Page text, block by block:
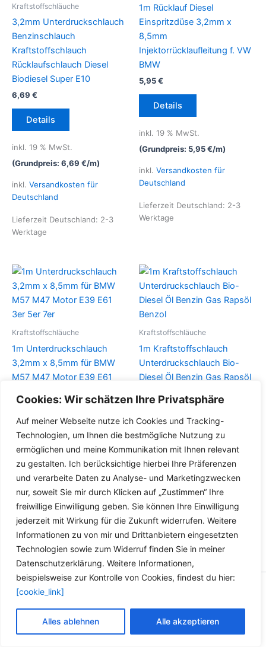
Cookies: Wir schätzen Ihre Privatsphäre
Auf meiner Webseite nutze ich Cookies und Tracking-
Technologien, um Ihnen die bestmögliche Nutzung zu
ermöglichen und meine Kommunikation mit Ihnen relevant
zu gestalten. Ich berücksichtige hierbei Ihre Präferenzen
und verarbeite Daten zu Analyse- und Marketingzwecken
nur, soweit Sie mir durch Klicken auf „Zustimmen“ Ihre
freiwillige Einwilligung geben. Sie können Ihre Einwilligung
jederzeit mit Wirkung für die Zukunft widerrufen. Weitere
Informationen zu von mir und Drittanbietern eingesetzten
Technologien sowie zum Widerruf finden Sie in meiner
Datenschutzerklärung. Weitere Informationen,
beispielsweise zur Kontrolle von Cookies, findest du hier:
[cookie_link]
Alles ablehnen Alle akzeptieren
Kraftstoffschläuche
3,2mm Unterdruckschlauch
Benzinschlauch
Kraftstoffschlauch
Rücklaufschlauch Diesel
Biodiesel Super E10
6,69 €
Details
inkl. 19 % MwSt.
(Grundpreis: 6,69 €/m)
inkl. Versandkosten für
Deutschland
Lieferzeit Deutschland: 2-3
Werktage
1m Rücklauf Diesel
Einspritzdüse 3,2mm x
8,5mm
Injektorrücklaufleitung f. VW
BMW
5,95€
Details
inkl. 19 % MwSt.
(Grundpreis: 5,95€/m)
inkl. Versandkosten für
Deutschland
Lieferzeit Deutschland: 2-3
Werktage
Kraftstoffschläuche
1m Unterdruckschlauch
3,2mm x 8,5mm für BMW
M57 M47 Motor E39 E61
Details
inkl. 19 % MwSt.
inkl.Versandkosten für
Deutschland
Lieferzeit Deutschland: 2-3
Werktage
Kraftstoffschläuche
1m Kraftstoffschlauch
Unterdruckschlauch Bio-
Diesel Öl Benzin Gas Rapsöl
29,73
Details
Dieses
Produkt
weist
mehrere
Varianten
auf.
Die
Optionen
können
auf
Produktseite
werden
inkl. MwSt.
inkl.Versandkosten für
Deutschland
Lieferzeit Deutschland:2-3
Werktage
Copyright © 2026 Versandhandel für Fahrzeugteile, Ersatzteile